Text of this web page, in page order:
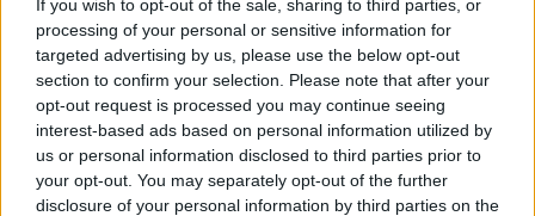
If you wish to opt-out of the sale, sharing to third parties, or
processing of your personal or sensitive information for
targeted advertising by us, please use the below opt-out
section to confirm your selection. Please note that after your
opt-out request is processed you may continue seeing
interest-based ads based on personal information utilized by
us or personal information disclosed to third parties prior to
your opt-out. You may separately opt-out of the further
disclosure of your personal information by third parties on the
csak alibi, azért megyünk, hogy megmerítkezzünk a
nagy előadói személyiség napsugarában. Nem
panaszként vagy önleleplezésként mondom, élők
élőt…